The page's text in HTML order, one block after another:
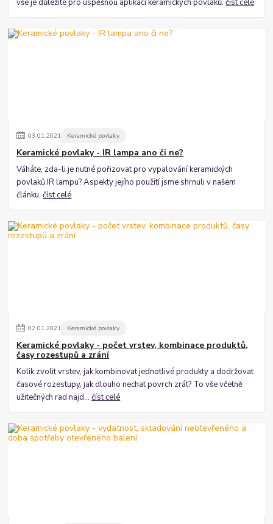
vše je důležité pro úspěšnou aplikaci keramických povlaků.číst celé
03.01.2021 Keramické povlaky
Keramické povlaky - IR lampa ano či ne?
Váháte, zda-li je nutné pořizovat pro vypalování keramických
povlaků IR lampu? Aspekty jejího použití jsme shrnuli v našem
článku.číst celé
02.01.2021 Keramické povlaky
Keramické povlaky - počet vrstev, kombinace produktů,
časy rozestupů a zrání
Kolik zvolit vrstev, jak kombinovat jednotlivé produkty a dodržovat
časové rozestupy, jak dlouho nechat povrch zrát? To vše včetně
užitečných rad najd...číst celé